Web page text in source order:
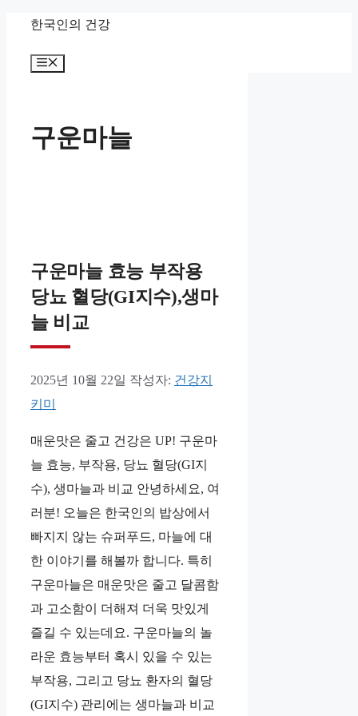
한국인의 건강
메
구운마늘
구운마늘 효능 부작용
당뇨 혈당(GI지수),생마
늘 비교
2025년 10월 22일 작성자: 건강지
키미
매운맛은 줄고 건강은 UP! 구운마
늘 효능, 부작용, 당뇨 혈당(GI지
수), 생마늘과 비교 안녕하세요, 여
러분! 오늘은 한국인의 밥상에서
빠지지 않는 슈퍼푸드, 마늘에 대
한 이야기를 해볼까 합니다. 특히
구운마늘은 매운맛은 줄고 달콤함
과 고소함이 더해져 더욱 맛있게
즐길 수 있는데요. 구운마늘의 놀
라운 효능부터 혹시 있을 수 있는
부작용, 그리고 당뇨 환자의 혈당
(GI지수) 관리에는 생마늘과 비교